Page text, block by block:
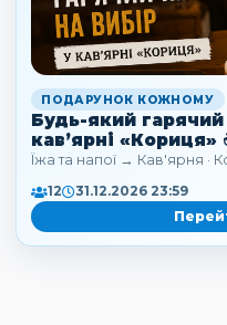
ПОДАРУНОК КОЖНОМУ
Будь-який гарячий
кав’ярні «Кориця»
Їжа та напої → Кав'ярня ·
12 31.12.2026 23:59